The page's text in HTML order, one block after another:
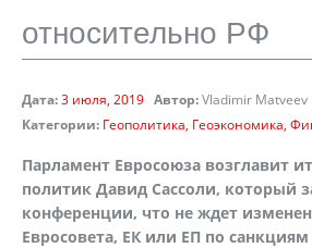
относительно РФ
Дата:3 июля, 2019 Автор:Vladimir Matveev
Категории: Геополитика Геоэкономика
Парламент Евросоюза возглавит
политик Давид Сассоли, который
конференции, что не ждет
Евросовета, ЕК или ЕП по